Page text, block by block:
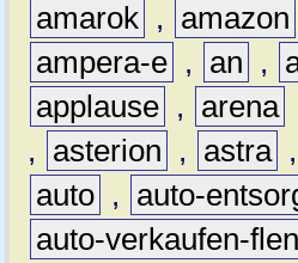
amarok , amazon
ampera-e , an ,
applause , arena
,
asterion , astra ,
auto , auto-
auto-verkaufen-